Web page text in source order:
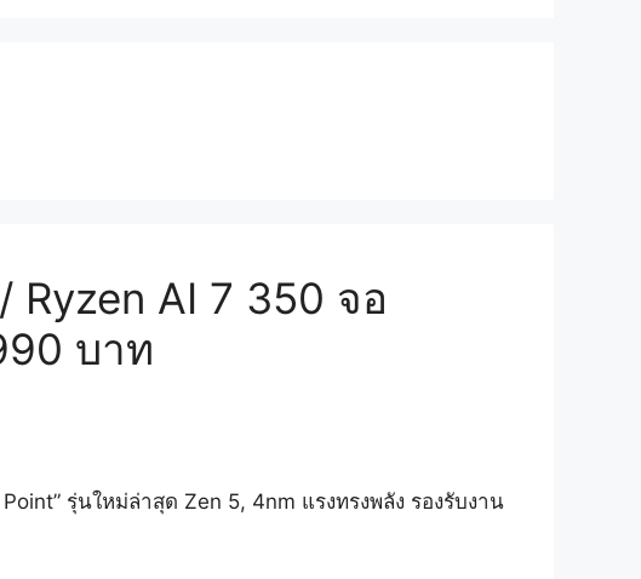
Ryzen AI 7 350 จอ
บาท
รุ่นใหม่ล่าสุด Zen 5, 4nm แรงทรงพลัง รองรับงาน